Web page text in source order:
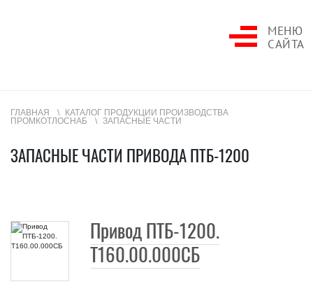
МЕНЮ
САЙТА
ГЛАВНАЯ
КАТАЛОГ ПРОДУКЦИИ ПРОИЗВОДСТВА
ПРОМКОТЛОСНАБ
ЗАПАСНЫЕ ЧАСТИ
ЗАПАСНЫЕ ЧАСТИ ПРИВОДА ПТБ-1200
Привод ПТБ-1200.
Т160.00.000СБ